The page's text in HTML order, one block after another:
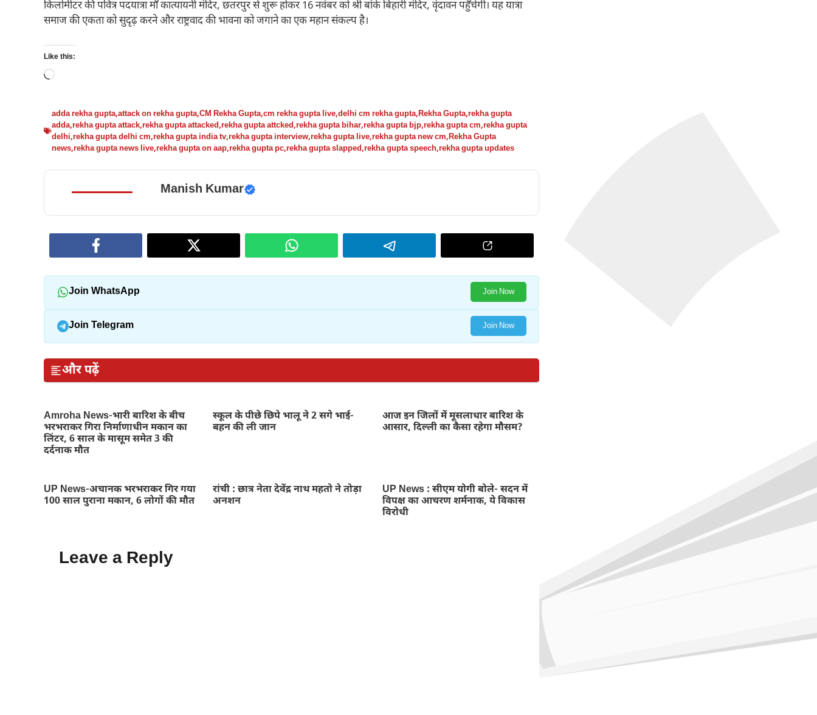
किलोमीटर की पवित्र पदयात्रा माँ कात्यायनी मंदिर, छतरपुर से शुरू होकर 16 नवंबर को श्री बांके बिहारी मंदिर, वृंदावन पहुँचेगी। यह यात्रा
समाज की एकता को सुदृढ़ करने और राष्ट्रवाद की भावना को जगाने का एक महान संकल्प है।
Like this:
Loading…
adda rekha gupta,attack on rekha gupta,CM Rekha Gupta,cm rekha gupta live,delhi cm rekha gupta,Rekha Gupta,rekha gupta
adda,rekha gupta attack,rekha gupta attacked,rekha gupta attcked,rekha gupta bihar,rekha gupta bjp,rekha gupta cm,rekha gupta
delhi,rekha gupta delhi cm,rekha gupta india tv,rekha gupta interview,rekha gupta live,rekha gupta new cm,Rekha Gupta
news,rekha gupta news live,rekha gupta on aap,rekha gupta pc,rekha gupta slapped,rekha gupta speech,rekha gupta updates
Manish Kumar
Join WhatsApp Join Now
Join Telegram Join Now
और पढ़ें
Amroha News-भारी बारिश के बीच
भरभराकर गिरा निर्माणाधीन मकान का
लिंटर, 6 साल के मासूम समेत 3 की
दर्दनाक मौत
स्कूल के पीछे छिपे भालू ने 2 सगे भाई-
बहन की ली जान
आज इन जिलों में मूसलाधार बारिश के
आसार, दिल्ली का कैसा रहेगा मौसम?
UP News-अचानक भरभराकर गिर गया
100 साल पुराना मकान, 6 लोगों की मौत
रांची : छात्र नेता देवेंद्र नाथ महतो ने तोड़ा
अनशन
UP News : सीएम योगी बोले- सदन में
विपक्ष का आचरण शर्मनाक, ये विकास
विरोधी
Leave a Reply